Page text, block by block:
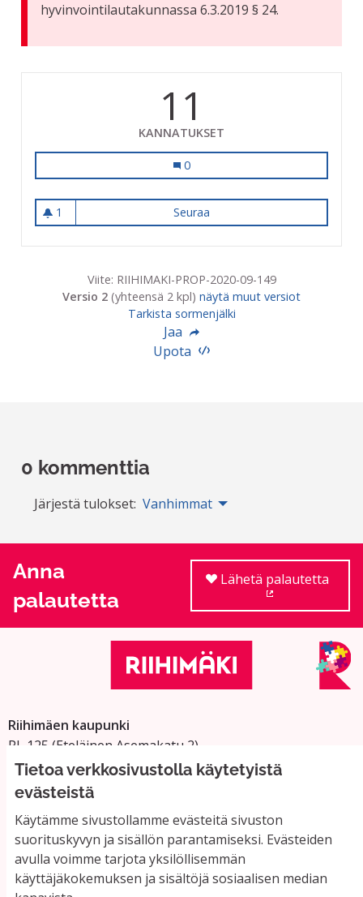
Tietoa verkkosivustolla käytetyistä
evästeistä
Käytämme sivustollamme evästeitä sivuston
suorituskyvyn ja sisällön parantamiseksi. Evästeiden
avulla voimme tarjota yksilöllisemmän
käyttäjäkokemuksen ja sisältöjä sosiaalisen median
hyvinvointilautakunnassa 6.3.2019 § 24.
11
KANNATUKSET
Saippua takaisin uimahalliin
0
1
1 seuraaja
Seuraa
Viite: RIIHIMAKI-PROP-2020-09-149
Versio 2 (yhteensä 2 kpl) näytä muut versiot
Tarkista sormenjälki
Jaa
Upota
0 kommenttia
Järjestä tulokset: Vanhimmat
Anna
palautetta
Lähetä palautetta
Riihimäen kaupunki
PL 125 (Eteläinen Asemakatu 2)
11101 Riihimäki
Vaihde: 019 758 4000
Sähköpostiosoitteet:
etunimi.sukunimi@riihimaki.fi
Yhteystiedot ja usein kysyttyä